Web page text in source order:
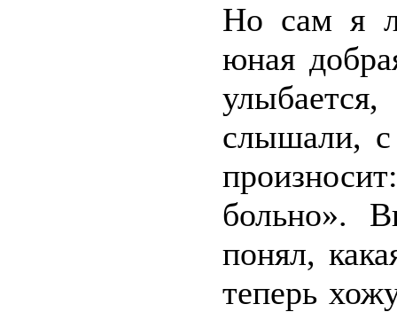
Но сам я
юная
слышали, с
больно».
понял,
теперь